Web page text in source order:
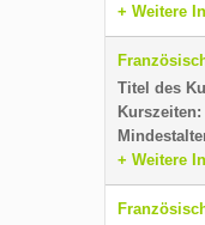
+ Weitere
Titel des
Kurszeiten:
+ Weitere